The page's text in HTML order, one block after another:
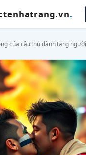
.
của cầu thủ dành tặng người